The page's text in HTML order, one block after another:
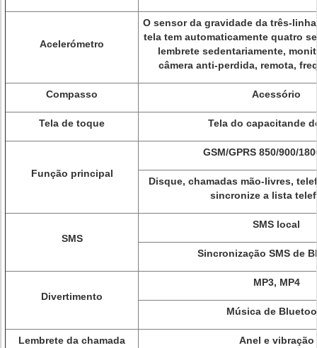
Acelerómetro
O sensor da gravidade da três-
tela tem automaticamente quatro
lembrete sedentariamente,
câmera anti-perdida, remota,
Compasso Acessório
Tela de toque Tela do capacitande
Função principal
GSM/GPRS 850/900/
Disque, chamadas mão-livres,
sincronize a lista
SMS
SMS local
Sincronização SMS de
Divertimento
MP3, MP4
Música de
Lembrete da chamada Anel e vibração